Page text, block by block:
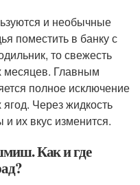
и необычные
поместить в банку с
то свежесть
месяцев. Главным
полное исключение
Через жидкость
их вкус изменится.
Как и где